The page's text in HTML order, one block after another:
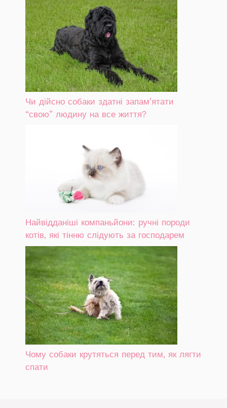
Чи дійсно собаки здатні запам’ятати
“свою” людину на все життя?
Найвідданіші компаньйони: ручні породи
котів, які тінню слідують за господарем
Чому собаки крутяться перед тим, як лягти
спати